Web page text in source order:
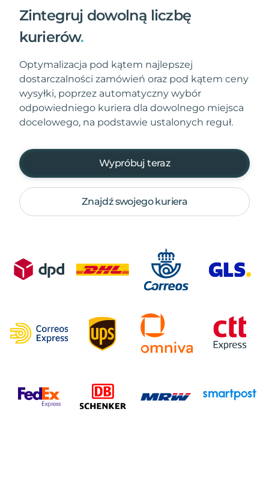
Zintegruj dowolną liczbę
kurierów.
Optymalizacja pod kątem najlepszej
dostarczalności zamówień oraz pod kątem ceny
wysyłki, poprzez automatyczny wybór
odpowiedniego kuriera dla dowolnego miejsca
docelowego, na podstawie ustalonych reguł.
Wypróbuj teraz
Znajdź swojego kuriera